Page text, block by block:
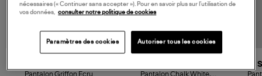
Pantalon Griffon Ecru
Pantalon Chalk White,
nécessaires (« Continuer sans accepter »). Pour en savoir plus sur l’utilisation de
vos données, consulter notre politique de cookies
Paramètres des cookies Autoriser tous les cookies